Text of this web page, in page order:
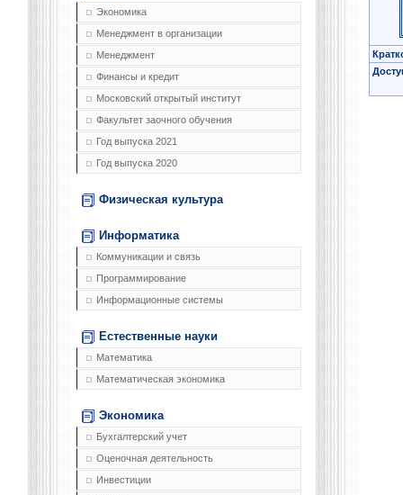
Экономика
Менеджмент в организации
Менеджмент
Финансы и кредит
Московский открытый институт
Факультет заочного обучения
Год выпуска 2021
Год выпуска 2020
Физическая культура
Информатика
Коммуникации и связь
Программирование
Информационные системы
Естественные науки
Математика
Математическая экономика
Экономика
Бухгалтерский учет
Оценочная деятельность
Инвестиции